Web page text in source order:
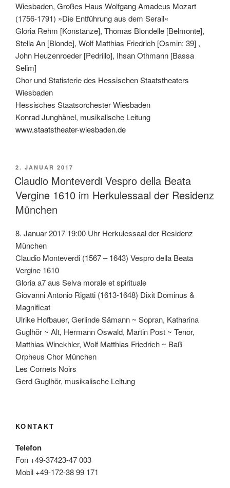
Wiesbaden, Großes Haus Wolfgang Amadeus Mozart
(1756-1791) »Die Entführung aus dem Serail«
Gloria Rehm [Konstanze], Thomas Blondelle [Belmonte],
Stella An [Blonde], Wolf Matthias Friedrich [Osmin: 39] ,
John Heuzenroeder [Pedrillo], Ihsan Othmann [Bassa
Selim]
Chor und Statisterie des Hessischen Staatstheaters
Wiesbaden
Hessisches Staatsorchester Wiesbaden
Konrad Junghänel, musikalische Leitung
www.staatstheater-wiesbaden.de
VERÖFFENTLICHT
AM
2. JANUAR 2017
Claudio Monteverdi Vespro della Beata
Vergine 1610 im Herkulessaal der Residenz
München
8. Januar 2017 19:00 Uhr Herkulessaal der Residenz
München
Claudio Monteverdi (1567 – 1643) Vespro della Beata
Vergine 1610
Gloria a7 aus Selva morale et spirituale
Giovanni Antonio Rigatti (1613-1648) Dixit Dominus &
Magnificat
Ulrike Hofbauer, Gerlinde Sämann ~ Sopran, Katharina
Guglhör ~ Alt, Hermann Oswald, Martin Post ~ Tenor,
Matthias Winckhler, Wolf Matthias Friedrich ~ Baß
Orpheus Chor München
Les Cornets Noirs
Gerd Guglhör, musikalische Leitung
KONTAKT
Telefon
Fon +49-37423-47 003
Mobil +49-172-38 99 171